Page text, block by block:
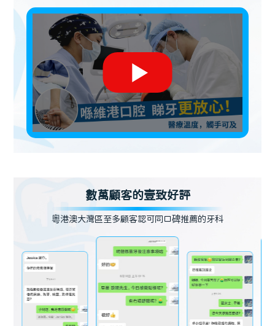
數萬顧客的壹致好評
粵港澳大灣區至多顧客認可同口碑推薦的牙科